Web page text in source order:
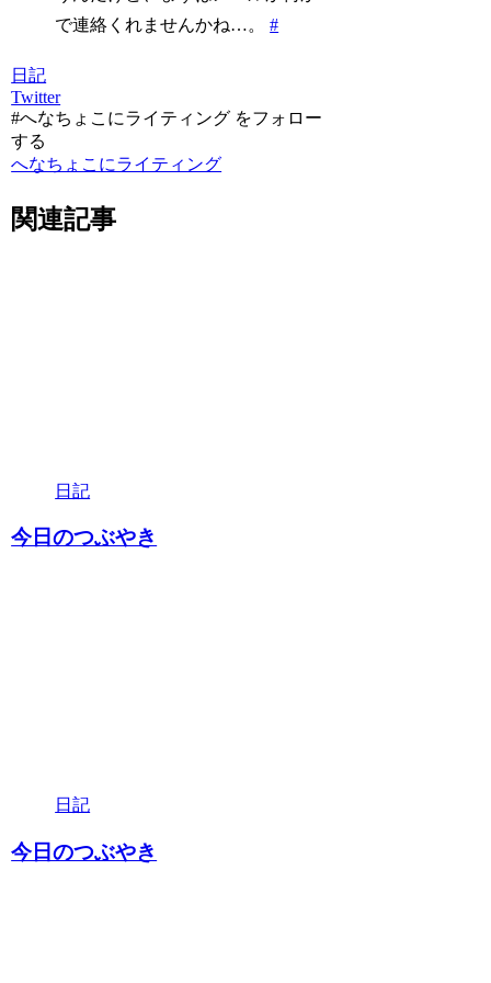
で連絡くれませんかね…。#
日記
Twitter
#へなちょこにライティング をフォロー
する
へなちょこにライティング
関連記事
日記
今日のつぶやき
日記
今日のつぶやき